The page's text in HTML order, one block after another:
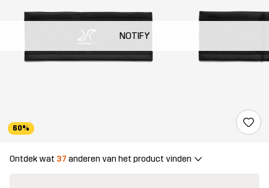
NOTIFY
60%
Ontdek wat 37 anderen van het product vinden